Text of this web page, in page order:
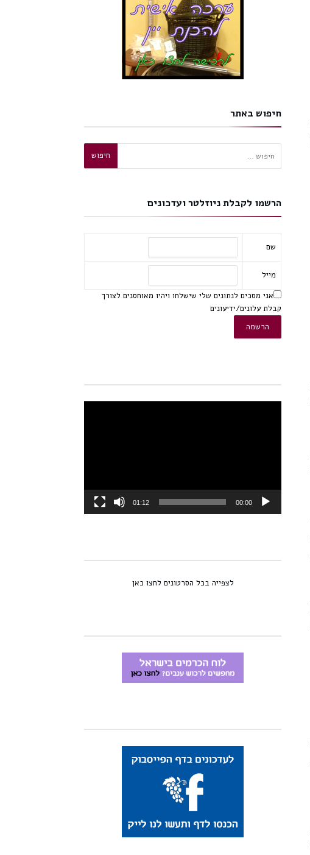
חיפוש באתר
חיפוש:
הרשמו לקבלת ניוזלטר ועדכונים
שם
מייל
אני מסכים לנתונים שלי שישלחו ויהיו מאוחסנים לצורך
קבלת עלונים/ידיעונים
00:00
01:12
לצפייה בכל הסרטונים לחצו כאן